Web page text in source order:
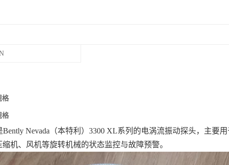
格
格
Bently Nevada（本特利）3300 XL系列的电涡流振动探头，主要
机、风机等旋转机械的状态监控与故障预警。